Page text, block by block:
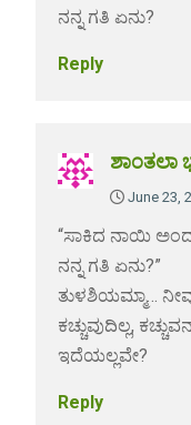
ನನ್ನ ಗತಿ ಏನು?
Reply
ಶಾಂತಲಾ
June 23,
“ಸಾಕಿದ ನಾಯಿ
ನನ್ನ ಗತಿ ಏನು?”
ತುಳಶಿಯಮ್ಮಾ…
ಕಚ್ಚುವುದಿಲ್ಲ,
ಇದೆಯಲ್ಲವೇ?
Reply